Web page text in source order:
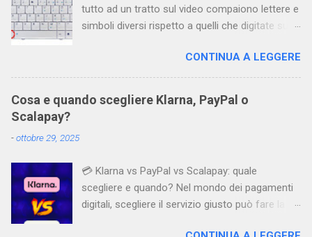
tutto ad un tratto sul video compaiono lettere e
simboli diversi rispetto a quelli che digitate sulla
sembrano “impazziti”? Questo fenomeno
accade in particolare utilizzando Windows, che
è spesso configurato con due lingue (italiano e
inglese) ed è facile switchare inavvertitamente
corretta e riportare così tutto alla normalità. Si
tratta dei tasti SHIFT+ALT Il problema capita
proprio quando accidentalmente si attiva la
CONTINUA A LEGGERE
Cosa e quando scegliere Klarna, PayPal o
Scalapay?
-ottobre 29, 2025
💳 Klarna vs PayPal vs Scalapay: quale
scegliere e quando? Nel mondo dei pagamenti
digitali, scegliere il servizio giusto può fare la